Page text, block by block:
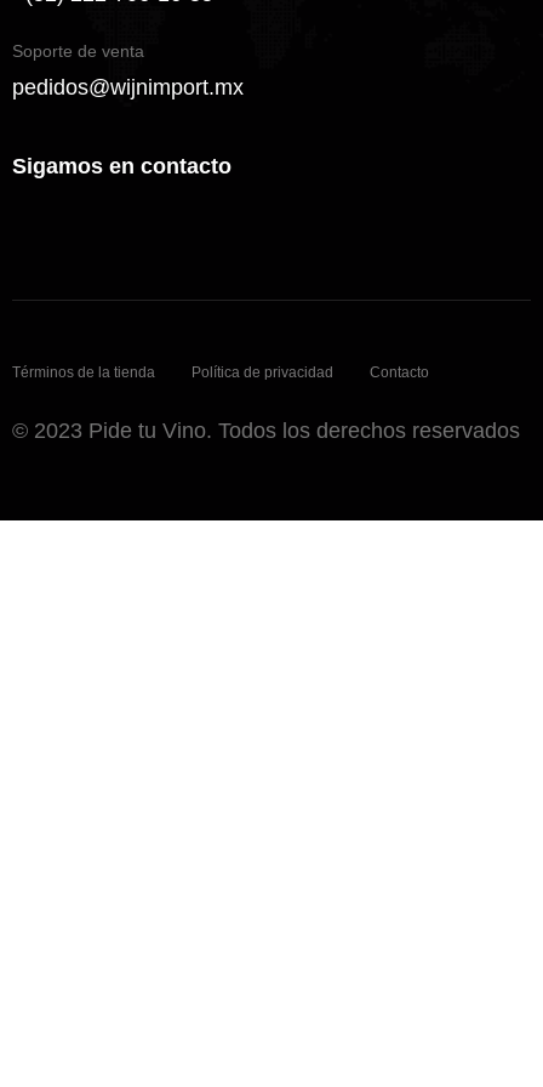
Soporte de venta
pedidos@wijnimport.mx
Sigamos en contacto
Términos de la tienda Política de privacidad Contacto
© 2023 Pide tu Vino. Todos los derechos reservados